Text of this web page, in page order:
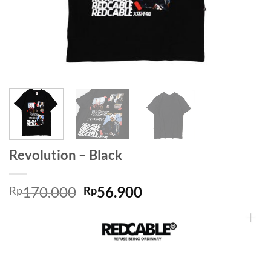
Revolution – Black
Rp170.000 Rp56.900